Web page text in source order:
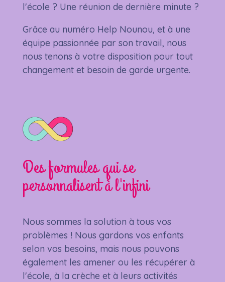
l'école ? Une réunion de dernière minute ?
Grâce au numéro Help Nounou, et à une
équipe passionnée par son travail, nous
nous tenons à votre disposition pour tout
changement et besoin de garde urgente.
Des formules qui se
personnalisent à l'infini
Nous sommes la solution à tous vos
problèmes ! Nous gardons vos enfants
selon vos besoins, mais nous pouvons
également les amener ou les récupérer à
l'école, à la crèche et à leurs activités